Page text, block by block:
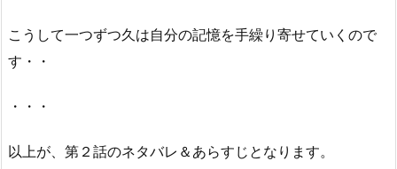
こうして一つずつ久は自分の記憶を手繰り寄せていくので
す・・
・・・
以上が、第２話のネタバレ＆あらすじとなります。